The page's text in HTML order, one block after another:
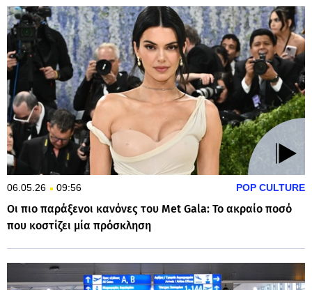
06.05.26 09:56 POP CULTURE
Οι πιο παράξενοι κανόνες του Met Gala: Το ακραίο ποσό
που κοστίζει μία πρόσκληση